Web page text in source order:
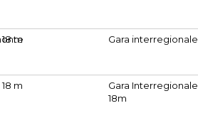
18 m Gara interregionale
18 m
Gara Interregionale
18m